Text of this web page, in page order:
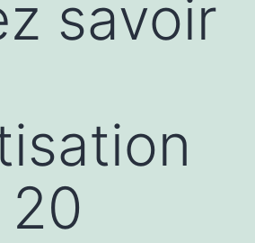
savoir